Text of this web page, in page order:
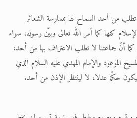
تطلب من أحد السماح لها بممارسة الشعائر
كلها كما أمر الله تعالى وبيّن رسوله، سواء
أنّ جماعتنا لا تطلب الاعتراف بها من أحد،
الموعود والإمام المهدي عليه السلام الذي
حكمًا عدلا، لا لينتظر الإذن من أحد.